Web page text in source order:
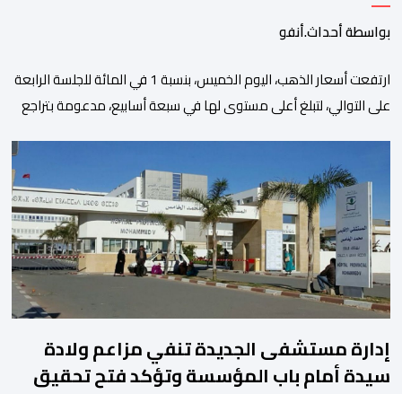
بواسطة أحداث.أنفو
ارتفعت أسعار الذهب، اليوم الخميس، بنسبة 1 في المائة للجلسة الرابعة
على التوالي، لتبلغ أعلى مستوى لها في سبعة أسابيع، مدعومة بتراجع
مسجلا أعلى مستوى له منذ 18 يونيو الماضي، فيما ارتفعت العقود
الأمريكية الآجلة […]
إدارة مستشفى الجديدة تنفي مزاعم ولادة
سيدة أمام باب المؤسسة وتؤكد فتح تحقيق